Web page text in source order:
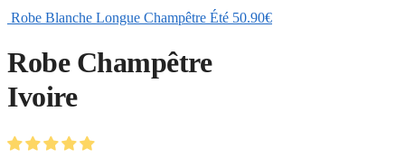
Robe Blanche Longue Champêtre Été 50.90€
Robe Champêtre
Ivoire